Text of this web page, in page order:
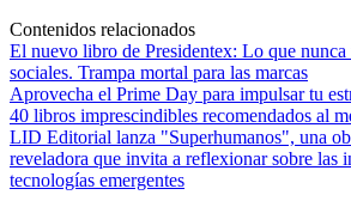
Contenidos relacionados
El nuevo libro de Presidentex: Lo que nunca
sociales. Trampa mortal para las marcas
Aprovecha el Prime Day para impulsar tu
40 libros imprescindibles recomendados al
LID Editorial lanza "Superhumanos", una
reveladora que invita a reflexionar sobre las
tecnologías emergentes